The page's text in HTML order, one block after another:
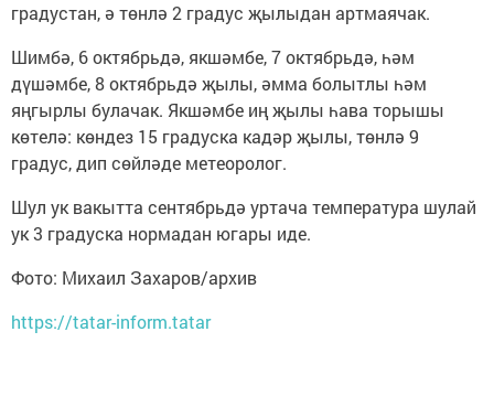
градустан, ә төнлә 2 градус җылыдан артмаячак.
Шимбә, 6 октябрьдә, якшәмбе, 7 октябрьдә, һәм
дүшәмбе, 8 октябрьдә җылы, әмма болытлы һәм
яңгырлы булачак. Якшәмбе иң җылы һава торышы
көтелә: көндез 15 градуска кадәр җылы, төнлә 9
градус, дип сөйләде метеоролог.
Шул ук вакытта сентябрьдә уртача температура шулай
ук 3 градуска нормадан югары иде.
Фото: Михаил Захаров/архив
https://tatar-inform.tatar